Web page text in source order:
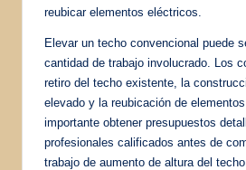
reubicar elementos eléctricos.
Elevar un techo convencional puede
cantidad de trabajo involucrado. Los
retiro del techo existente, la
elevado y la reubicación de
importante obtener presupuestos
profesionales calificados antes de
trabajo de aumento de altura del techo.